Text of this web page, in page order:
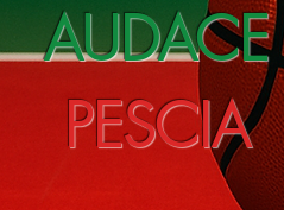
AUDACE
PESCIA